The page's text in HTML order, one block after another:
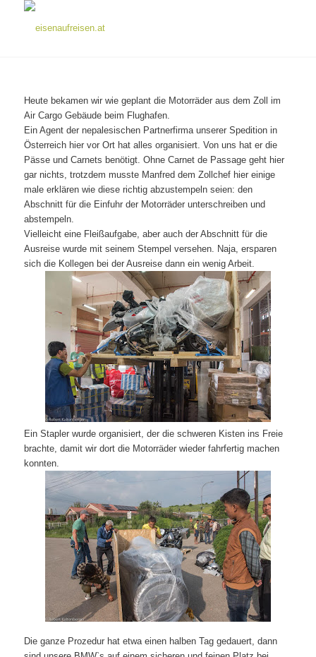
Heute bekamen wir wie geplant die Motorräder aus dem Zoll im
Air Cargo Gebäude beim Flughafen.
Ein Agent der nepalesischen Partnerfirma unserer Spedition in
Österreich hier vor Ort hat alles organisiert. Von uns hat er die
Pässe und Carnets benötigt. Ohne Carnet de Passage geht hier
gar nichts, trotzdem musste Manfred dem Zollchef hier einige
male erklären wie diese richtig abzustempeln seien: den
Abschnitt für die Einfuhr der Motorräder unterschreiben und
abstempeln.
Vielleicht eine Fleißaufgabe, aber auch der Abschnitt für die
Ausreise wurde mit seinem Stempel versehen. Naja, ersparen
sich die Kollegen bei der Ausreise dann ein wenig Arbeit.
Ein Stapler wurde organisiert, der die schweren Kisten ins Freie
brachte, damit wir dort die Motorräder wieder fahrfertig machen
konnten.
Die ganze Prozedur hat etwa einen halben Tag gedauert, dann